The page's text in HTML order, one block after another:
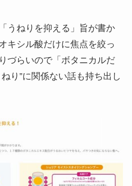
うねりを抑える」旨が書か
キシル酸だけに焦点を絞っ
づらいので「ボタニカルだ
り”に関係ない話も持ち出し